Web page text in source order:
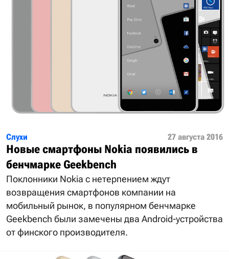
Слухи 27 августа 2016
Новые смартфоны Nokia появились в
бенчмарке Geekbench
Поклонники Nokia с нетерпением ждут
возвращения смартфонов компании на
мобильный рынок, в популярном бенчмарке
Geekbench были замечены два Android-устройства
от финского производителя.